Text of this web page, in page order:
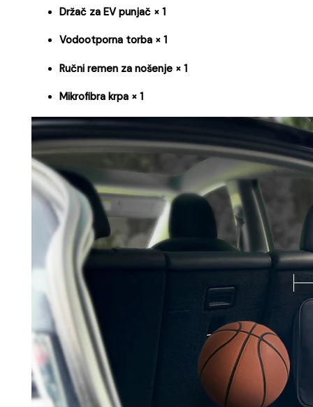
Držač za EV punjač × 1
Vodootporna torba × 1
Ručni remen za nošenje × 1
Mikrofibra krpa × 1